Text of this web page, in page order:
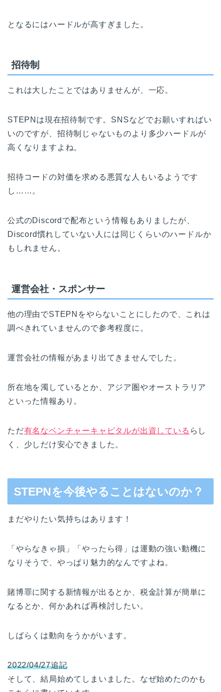
となるにはハードルが高すぎました。
招待制
これは大したことではありませんが、一応。
STEPNは現在招待制です。SNSなどでお願いすればい
いのですが、招待制じゃないものより多少ハードルが
高くなりますよね。
招待コードの対価を求める悪質な人もいるようです
し……。
公式のDiscordで配布という情報もありましたが、
Discord慣れしていない人には同じくらいのハードルか
もしれません。
運営会社・スポンサー
他の理由でSTEPNをやらないことにしたので、これは
調べきれていませんので参考程度に。
運営会社の情報があまり出てきませんでした。
所在地を濁しているとか、アジア圏やオーストラリア
といった情報あり。
ただ有名なベンチャーキャピタルが出資している らし
く、少しだけ安心できました。
STEPNを今後やることはないのか？
まだやりたい気持ちはあります！
「やらなきゃ損」「やったら得」は運動の強い動機に
なりそうで、やっぱり魅力的なんですよね。
賭博罪に関する新情報が出るとか、税金計算が簡単に
なるとか、何かあれば再検討したい。
しばらくは動向をうかがいます。
2022/04/27追記
そして、結局始めてしまいました。なぜ始めたのかも